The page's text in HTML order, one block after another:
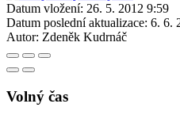
Datum vložení: 26. 5. 2012 9:59
Datum poslední aktualizace: 6. 6.
Autor: Zdeněk Kudrnáč
Volný čas